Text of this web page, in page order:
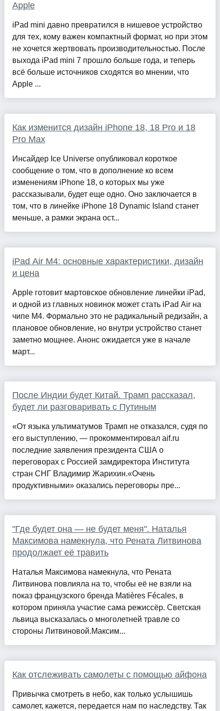
Apple
iPad mini давно превратился в нишевое устройство
для тех, кому важен компактный формат, но при этом
не хочется жертвовать производительностью. После
выхода iPad mini 7 прошло больше года, и теперь
всё больше источников сходятся во мнении, что
Apple ...
Как изменится дизайн iPhone 18, 18 Pro и 18
Pro Max
Инсайдер Ice Universe опубликовал короткое
сообщение о том, что в дополнение ко всем
изменениям iPhone 18, о которых мы уже
рассказывали, будет еще одно. Оно заключается в
том, что в линейке iPhone 18 Dynamic Island станет
меньше, а рамки экрана ост...
iPad Air M4: основные характеристики, дизайн
и цена
Apple готовит мартовское обновление линейки iPad,
и одной из главных новинок может стать iPad Air на
чипе M4. Формально это не радикальный редизайн, а
плановое обновление, но внутри устройство станет
заметно мощнее. Анонс ожидается уже в начале
март...
После Индии будет Китай. Трамп рассказал,
будет ли разговаривать с Путиным
«От языка ультиматумов Трамп не отказался, судя по
его выступлению, — прокомментировал aif.ru
последние заявления президента США о
переговорах с Россией замдиректора Института
стран СНГ Владимир Жарихин.«Очень
продуктивными» оказались переговоры пре...
"Где будет она — не будет меня". Наталья
Максимова намекнула, что Рената Литвинова
продолжает её травить
Наталья Максимова намекнула, что Рената
Литвинова повлияла на то, чтобы её не взяли на
показ французского бренда Matières Fécales, в
котором приняла участие сама режиссёр. Светская
львица высказалась о многолетней травле со
стороны Литвиновой.Максим...
Как отслеживать самолеты с помощью айфона
Привычка смотреть в небо, как только услышишь
самолет, кажется, передается нам по наследству. Так